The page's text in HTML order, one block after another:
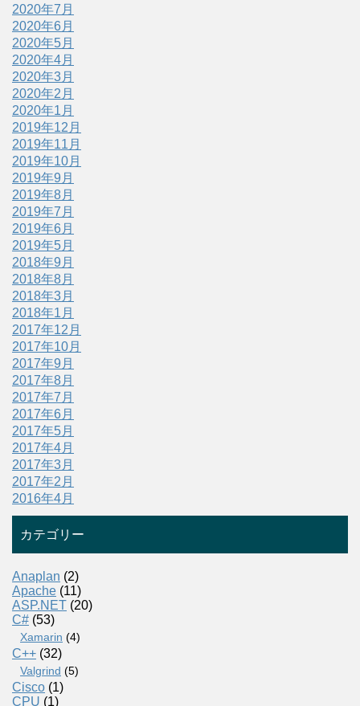
2020年7月
2020年6月
2020年5月
2020年4月
2020年3月
2020年2月
2020年1月
2019年12月
2019年11月
2019年10月
2019年9月
2019年8月
2019年7月
2019年6月
2019年5月
2018年9月
2018年8月
2018年3月
2018年1月
2017年12月
2017年10月
2017年9月
2017年8月
2017年7月
2017年6月
2017年5月
2017年4月
2017年3月
2017年2月
2016年4月
カテゴリー
Anaplan (2)
Apache (11)
ASP.NET (20)
C# (53)
Xamarin (4)
C++ (32)
Valgrind (5)
Cisco (1)
CPU (1)